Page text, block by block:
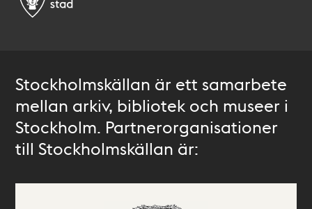
Stockholmskällan är ett samarbete
mellan arkiv, bibliotek och museer i
Stockholm. Partnerorganisationer
till Stockholmskällan är: